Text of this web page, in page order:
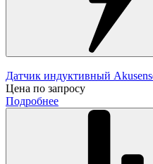
Датчик индуктивный
Цена по запросу
Подробнее